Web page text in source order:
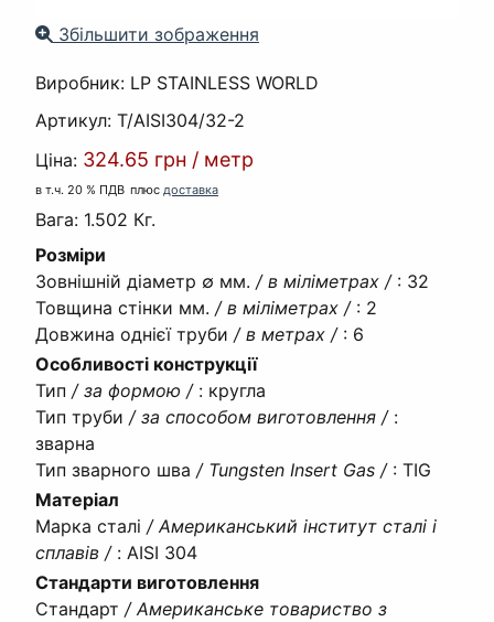
Збільшити зображення
Виробник: LP STAINLESS WORLD
Артикул: T/AISI304/32-2
Ціна: 324.65 грн / метр
в т.ч. 20 % ПДВ плюс доставка
Вага: 1.502 Кг.
Розміри
Зовнішній діаметр ∅ мм. / в міліметрах / : 32
Товщина стінки мм. / в міліметрах / : 2
Довжина однієї труби / в метрах / : 6
Особливості конструкції
Тип / за формою / : кругла
Тип труби / за способом виготовлення / :
зварна
Тип зварного шва / Tungsten Insert Gas / : TIG
Матеріал
Марка сталі / Американський інститут сталі і
сплавів / : AISI 304
Стандарти виготовлення
Стандарт / Американське товариство з